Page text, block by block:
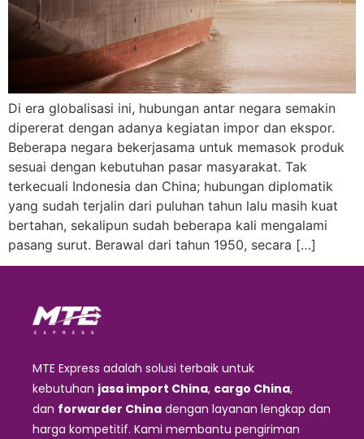
Di era globalisasi ini, hubungan antar negara semakin
dipererat dengan adanya kegiatan impor dan ekspor.
Beberapa negara bekerjasama untuk memasok produk
sesuai dengan kebutuhan pasar masyarakat. Tak
terkecuali Indonesia dan China; hubungan diplomatik
yang sudah terjalin dari puluhan tahun lalu masih kuat
bertahan, sekalipun sudah beberapa kali mengalami
pasang surut. Berawal dari tahun 1950, secara […]
MTE Express adalah solusi terbaik untuk
kebutuhan jasa import China, cargo China,
dan forwarder China dengan layanan lengkap dan
harga kompetitif. Kami membantu pengiriman